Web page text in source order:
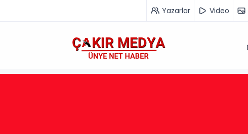
Yazarlar Video